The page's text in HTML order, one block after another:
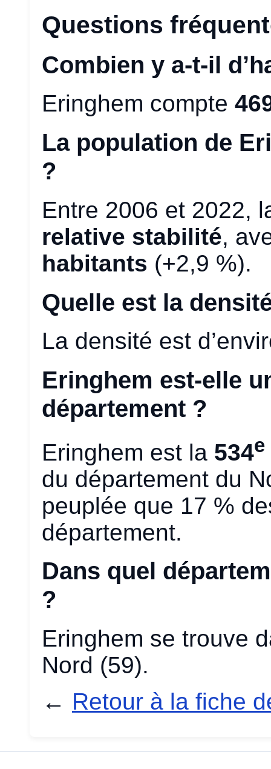
Questions
Combien y a-t-il
Eringhem compte
La population de
?
Entre 2006 et 2022,
relative stabilité,
habitants (+2,9 %).
Quelle est la
La densité est
Eringhem est-elle
département ?
Eringhem est la 534e
du département du
peuplée que 17 %
département.
Dans quel
?
Eringhem se trouve
Nord (59).
← Retour à la fiche